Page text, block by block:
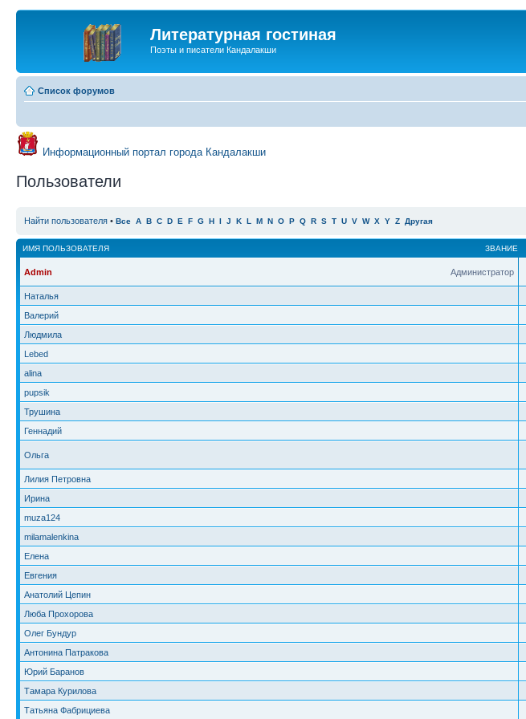
Литературная гостиная
Поэты и писатели Кандалакши
Список форумов
Информационный портал города Кандалакши
Пользователи
Найти пользователя • Все A B C D E F G H I J K L M N O P Q R S T U V W X Y Z Другая
ЗВАНИЕ
ИМЯ ПОЛЬЗОВАТЕЛЯ
Администратор
Admin
Наталья
Валерий
Людмила
Lebed
alina
pupsik
Трушина
Геннадий
Ольга
Лилия Петровна
Ирина
muza124
milamalenkina
Елена
Евгения
Анатолий Цепин
Люба Прохорова
Олег Бундур
Антонина Патракова
Юрий Баранов
Тамара Курилова
Татьяна Фабрициева